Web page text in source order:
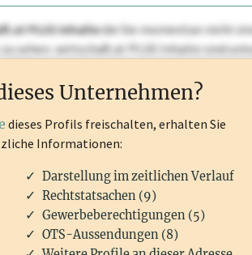
PLUS Inhaltedie Sie momentan nicht
sehen. wirtschaft.at PLUS Inhalte sind
Unternehmen?
dieses Profils freischalten, erhalten Sie
Informationen:
Darstellung im zeitlichen Verlauf
Rechtstatsachen (9)
Gewerbeberechtigungen (5)
OTS-Aussendungen (8)